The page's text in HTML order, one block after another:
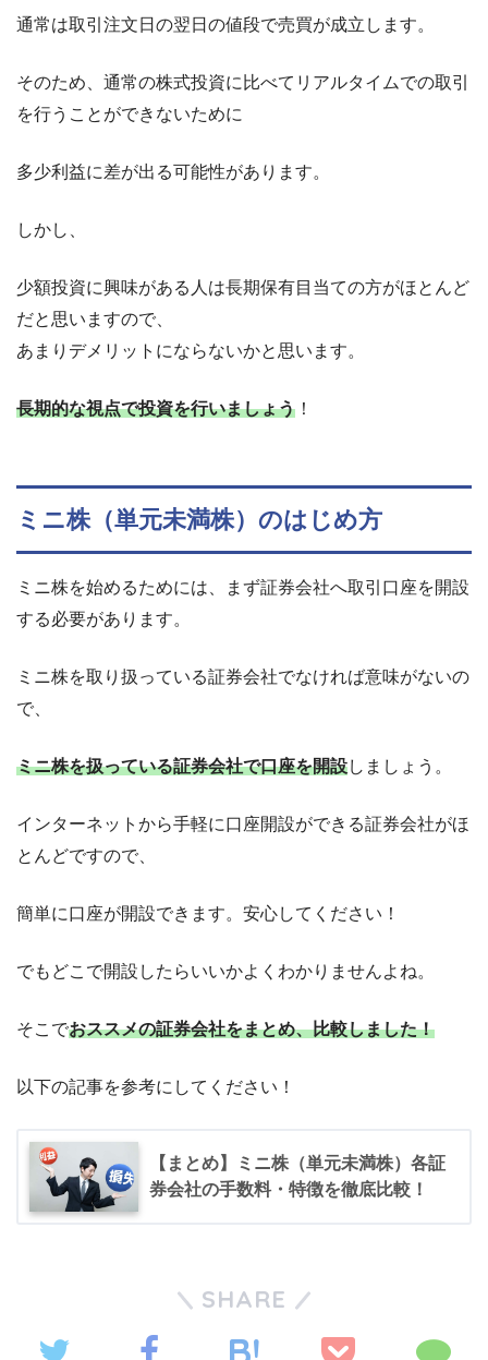
通常は取引注文日の翌日の値段で売買が成立 します。
そのため、 通常の株式投資に比べてリアルタイムでの取引
を行うことができないために
多少利益に差が出る可能性があります。
しかし、
少額投資に興味がある人は長期保有目当ての方がほとんど
だと思いますので、
あまりデメリットにならないかと思います。
長期的な視点で投資を行いましょう ！
ミニ株（単元未満株）のはじめ方
ミニ株を始めるためには、
まず証券会社へ取引口座を開設
する必要があります。
ミニ株を取り扱っている証券会社でなければ意味がないの
で、
ミニ株を扱っている証券会社で口座を開設しましょう。
インターネットから手軽に口座開設ができる証券会社がほ
とんどですので、
簡単に口座が開設できます。安心してください！
でもどこで開設したらいいかよくわかりませんよね。
そこでおススメの証券会社をまとめ、比較しました！
以下の記事を参考にしてください！
【まとめ】ミニ株（単元未満株）各証
券会社の手数料・特徴を徹底比較！
SHARE